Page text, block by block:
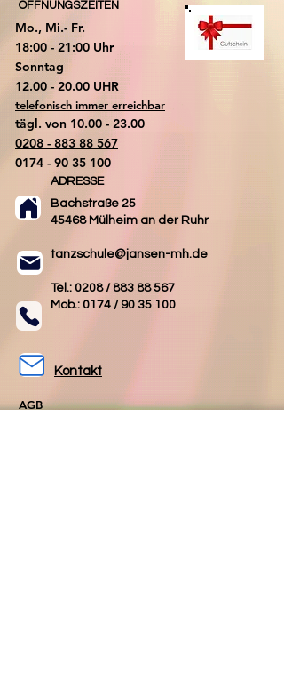
ÖFFNUNGSZEITEN
Mo., Mi.- Fr.
18:00 - 21:00 Uhr
​Sonntag
​12.00 - 20.00 UHR
telefonisch immer erreichbar
tägl. von 10.00 - 23.00
0208 - 883 88 567
0174 - 90 35 100
ADRESSE
Bachstraße 25
45468 Mülheim an der Ruhr
tanzschule@jansen-mh.de
Tel.: 0208 / 883 88 567
Mob.: 0174 / 90 35 100
Kontakt
AGB